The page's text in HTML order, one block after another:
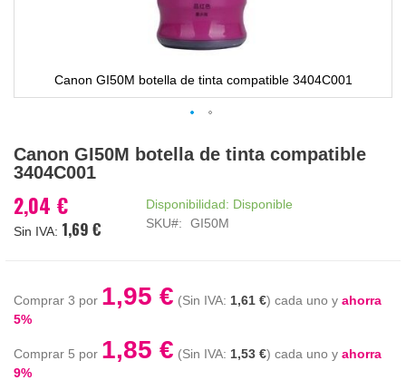
Canon GI50M botella de tinta compatible 3404C001
al
comienzo
la
galería
Canon GI50M botella de tinta compatible
3404C001
2,04 €
1,69 €
Disponibilidad: Disponible
SKU
GI50M
Comprar 3 por 1,95 € 1,61 € cada uno y ahorra
5%
Comprar 5 por 1,85 € 1,53 € cada uno y ahorra
9%